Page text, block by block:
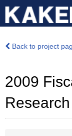
Back to project
2009